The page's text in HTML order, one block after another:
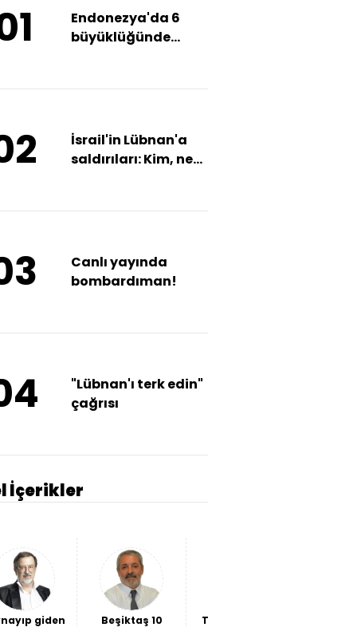
İçerikler
giden
Beşiktaş 10
THY bilançosu
Endonezya'da 6
büyüklüğünde
İsrail'in Lübnan'a
saldırıları: Kim, ne
Canlı yayında
bombardıman!
"Lübnan'ı terk edin"
çağrısı